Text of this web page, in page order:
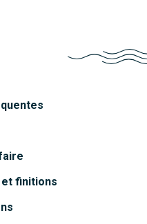
finitions